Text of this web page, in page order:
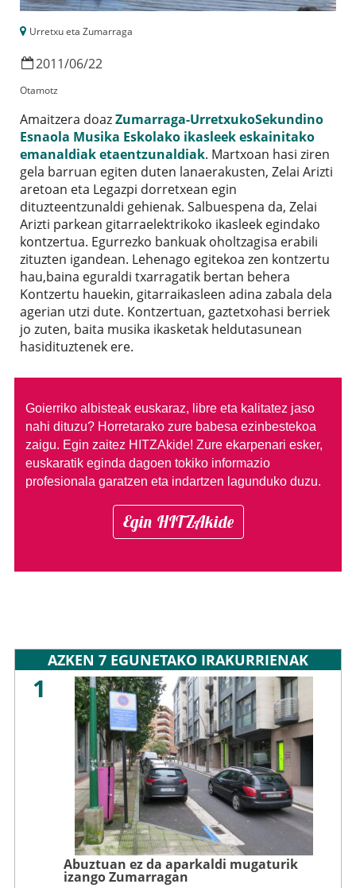
Urretxu eta Zumarraga
2011/06/22
Otamotz
Amaitzera doazZumarraga-UrretxukoSekundino
Esnaola Musika Eskolako ikasleek eskainitako
emanaldiak etaentzunaldiak. Martxoan hasi ziren
gela barruan egiten duten lanaerakusten, Zelai Arizti
aretoan eta Legazpi dorretxean egin
dituzteentzunaldi gehienak. Salbuespena da, Zelai
Arizti parkean gitarraelektrikoko ikasleek egindako
kontzertua. Egurrezko bankuak oholtzagisa erabili
zituzten igandean. Lehenago egitekoa zen kontzertu
hau,baina eguraldi txarragatik bertan behera
Kontzertu hauekin, gitarraikasleen adina zabala dela
agerian utzi dute. Kontzertuan, gaztetxohasi berriek
jo zuten, baita musika ikasketak heldutasunean
hasidituztenek ere.
Goierriko albisteak euskaraz, libre eta kalitatez jaso
nahi dituzu? Horretarako zure babesa ezinbestekoa
zaigu. Egin zaitez HITZAkide! Zure ekarpenari esker,
euskaratik eginda dagoen tokiko informazio
profesionala garatzen eta indartzen lagunduko duzu.
Egin HITZAkide
AZKEN 7 EGUNETAKO IRAKURRIENAK
1
Abuztuan ez da aparkaldi mugaturik
izango Zumarragan